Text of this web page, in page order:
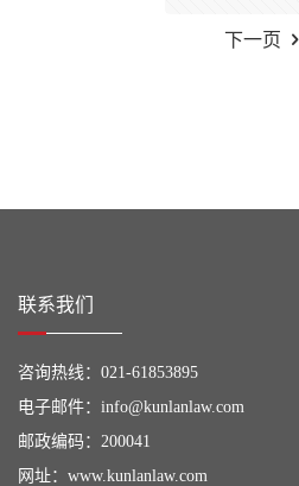
下一页
联系我们
咨询热线： 021-61853895
电子邮件： info@kunlanlaw.com
邮政编码：200041
网址： www.kunlanlaw.com